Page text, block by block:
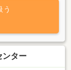
についてもご紹
ナー様もお気軽
う
ター